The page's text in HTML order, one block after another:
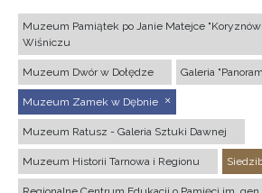
Muzeum Pamiątek po Janie Matejce
Wiśniczu
Muzeum Dwór w Dołędze Galeria
Muzeum Zamek w Dębnie
Muzeum Ratusz - Galeria Sztuki Dawnej
Muzeum Historii Tarnowa i Regionu